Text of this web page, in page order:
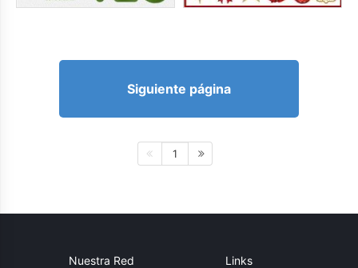
Siguiente página
1
Nuestra Red Links